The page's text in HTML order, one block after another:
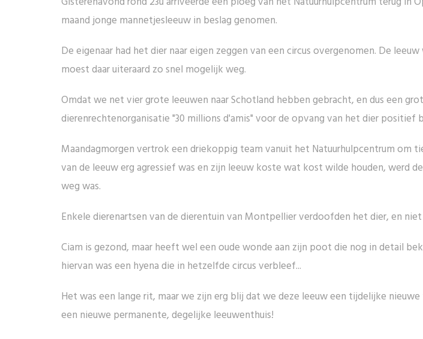
maand jonge mannetjesleeuw in beslag genomen.
De eigenaar had het dier naar eigen zeggen van een circus overgenomen. De
moest daar uiteraard zo snel mogelijk weg.
Omdat we net vier grote leeuwen naar Schotland hebben gebracht, en dus een
dierenrechtenorganisatie "30 millions d'amis" voor de opvang van het dier positief
Maandagmorgen vertrok een driekoppig team vanuit het Natuurhulpcentrum om
van de leeuw erg agressief was en zijn leeuw koste wat kost wilde houden, werd
weg was.
Enkele dierenartsen van de dierentuin van Montpellier verdoofden het dier, en
Ciam is gezond, maar heeft wel een oude wonde aan zijn poot die nog in detail
hiervan was een hyena die in hetzelfde circus verbleef...
Het was een lange rit, maar we zijn erg blij dat we deze leeuw een tijdelijke
een nieuwe permanente, degelijke leeuwenthuis!